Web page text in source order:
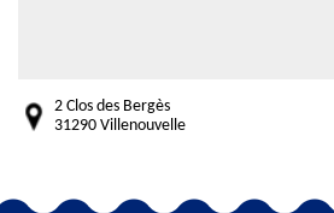
2 Clos des Bergès
31290 Villenouvelle